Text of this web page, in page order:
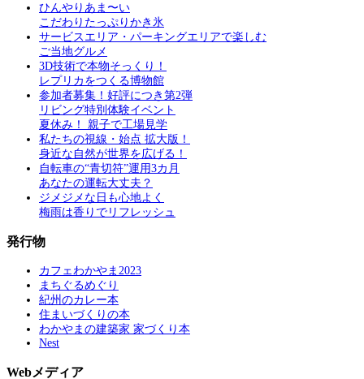
ひんやりあま〜い
こだわりたっぷりかき氷
サービスエリア・パーキングエリアで楽しむ
ご当地グルメ
3D技術で本物そっくり！
レプリカをつくる博物館
参加者募集！好評につき第2弾
リビング特別体験イベント
夏休み！ 親子で工場見学
私たちの視線・始点 拡大版！
身近な自然が世界を広げる！
自転車の“青切符”運用3カ月
あなたの運転大丈夫？
ジメジメな日も心地よく
梅雨は香りでリフレッシュ
発行物
カフェわかやま2023
まちぐるめぐり
紀州のカレー本
住まいづくりの本
わかやまの建築家 家づくり本
Nest
Webメディア